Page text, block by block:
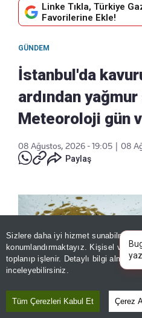
Sizlere daha iyi hizmet sunabilmek
konumlandırmaktayız. Kişisel
toplanıp işlenir. Detaylı bilgi almak
inceleyebilirsiniz.
Tüm Çerezleri Kabul Et Çerez
Linke Tıkla, Türkiye
Favorilerine Ekle!
GÜNDEM
İstanbul'da
ardından
Meteoroloji gün
08 Ağustos, 2026 - 19:05 | 08
Paylaş